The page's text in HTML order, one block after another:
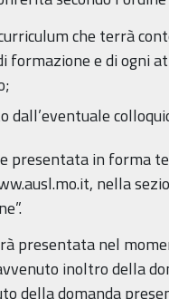
che terrà
formazione e di ogni
dall’eventuale
presentata in forma
nella
presentata nel
inoltro della
della domanda